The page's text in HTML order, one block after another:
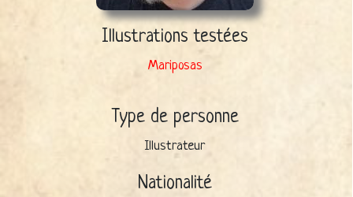
Illustrations testées
Mariposas
Type de personne
Illustrateur
Nationalité